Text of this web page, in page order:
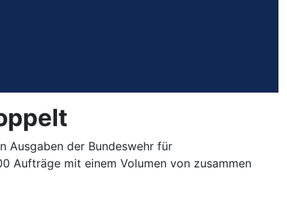
Ausgaben der Bundeswehr für
Aufträge mit einem Volumen von zusammen